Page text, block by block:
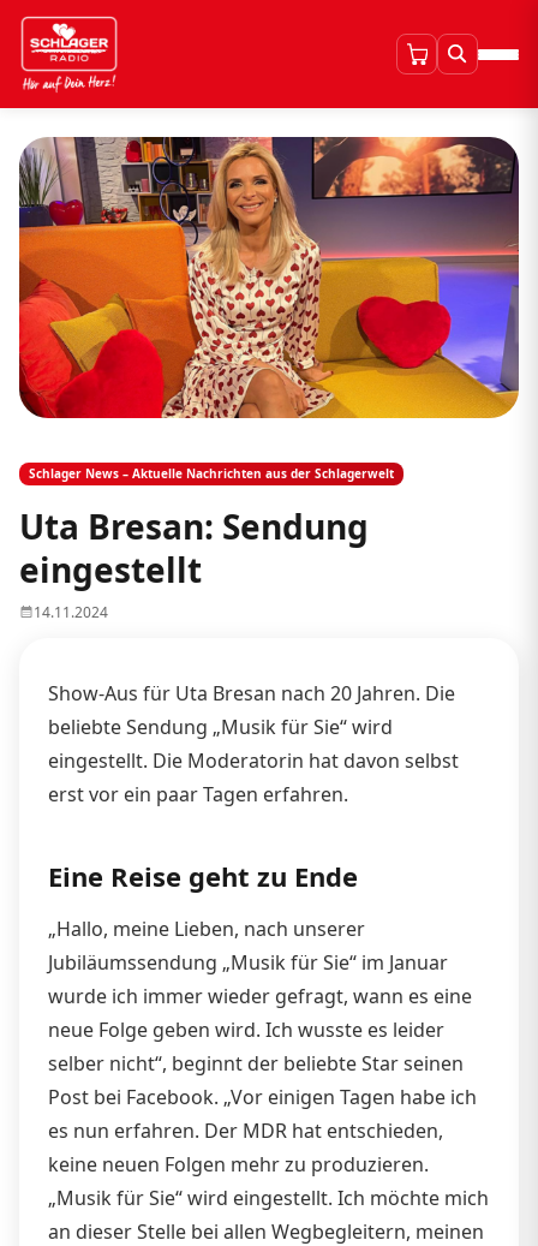
Schlager News – Aktuelle Nachrichten aus der Schlagerwelt
Uta Bresan: Sendung
eingestellt
14.11.2024
Show-Aus für Uta Bresan nach 20 Jahren. Die
beliebte Sendung „Musik für Sie“ wird
eingestellt. Die Moderatorin hat davon selbst
erst vor ein paar Tagen erfahren.
Eine Reise geht zu Ende
„Hallo, meine Lieben, nach unserer
Jubiläumssendung „Musik für Sie“ im Januar
wurde ich immer wieder gefragt, wann es eine
neue Folge geben wird. Ich wusste es leider
selber nicht“, beginnt der beliebte Star seinen
Post bei Facebook. „Vor einigen Tagen habe ich
es nun erfahren. Der MDR hat entschieden,
keine neuen Folgen mehr zu produzieren.
„Musik für Sie“ wird eingestellt. Ich möchte mich
an dieser Stelle bei allen Wegbegleitern, meinen